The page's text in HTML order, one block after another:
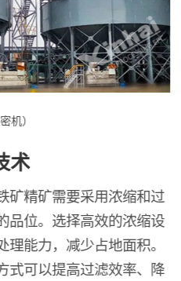
机）
术
矿精矿需要采用浓缩和过
品位。选择高效的浓缩设
能力，减少占地面积。
式可以提高过滤效率、降